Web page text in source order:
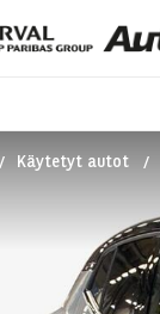
Käytetyt autot